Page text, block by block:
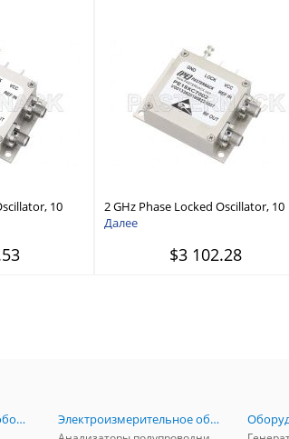
10
Noise -95
2 GHz Phase Locked Oscillator, 10
MHz External Ref., Phase Noise -100
Далее
$3 102.28
Радиоизмерительное оборудование
Электроизмерительное оборудование